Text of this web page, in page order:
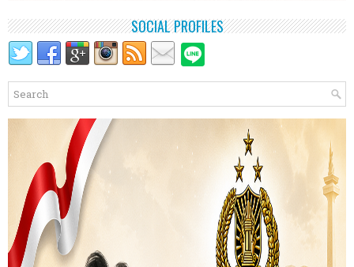
SOCIAL PROFILES